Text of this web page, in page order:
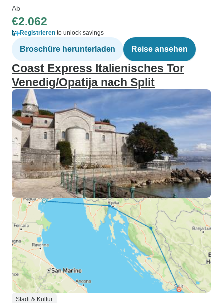
Ab
€2.062
Registrieren to unlock savings
Broschüre herunterladen Reise ansehen
Coast Express Italienisches Tor
Venedig/Opatija nach Split
Stadt & Kultur